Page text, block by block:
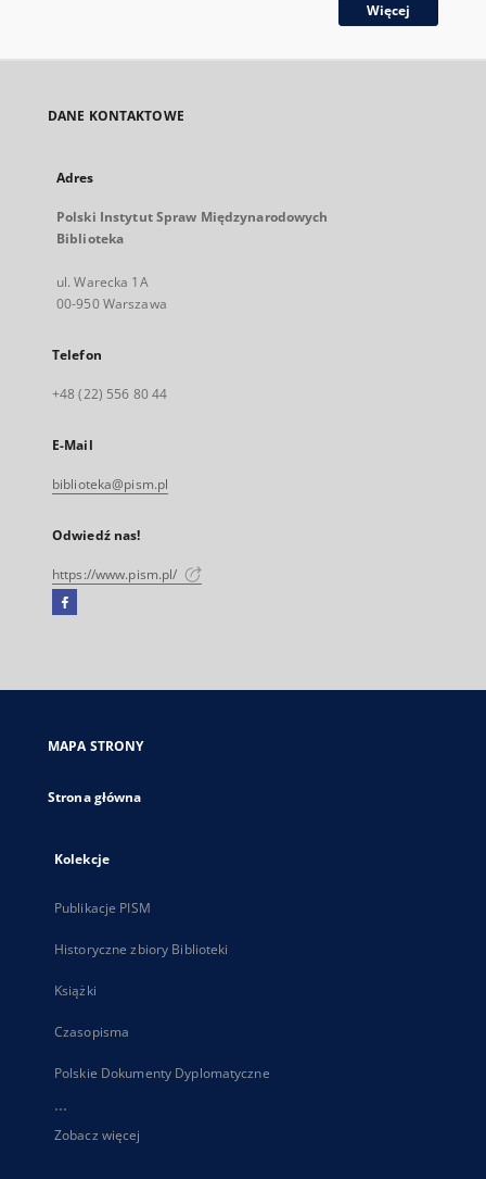
Więcej
DANE KONTAKTOWE
Adres
Polski Instytut Spraw Międzynarodowych
Biblioteka
ul. Warecka 1A
00-950 Warszawa
Telefon
+48 (22) 556 80 44
E-Mail
biblioteka@pism.pl
Odwiedź nas!
https://www.pism.pl/
Facebook
się
karcie
MAPA STRONY
Strona główna
Kolekcje
Publikacje PISM
Historyczne zbiory Biblioteki
Książki
Czasopisma
Polskie Dokumenty Dyplomatyczne
...
Zobacz więcej